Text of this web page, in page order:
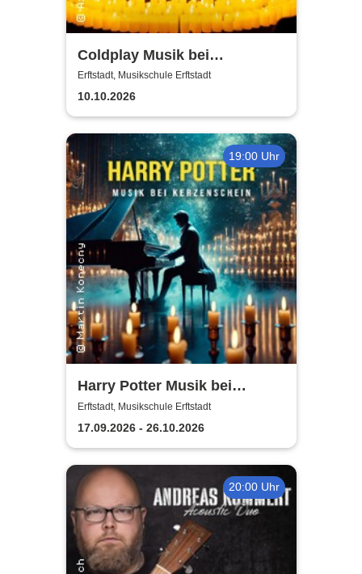
Coldplay Musik bei
Kerzenschein
Erftstadt, Musikschule Erftstadt
10.10.2026
19:00 Uhr
Harry Potter Musik bei
Kerzenschein
Erftstadt, Musikschule Erftstadt
17.09.2026 - 26.10.2026
20:00 Uhr